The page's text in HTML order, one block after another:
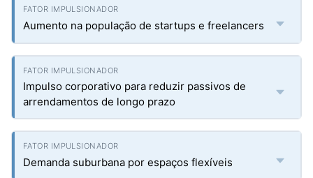
Aumento na população de startups e freelancers
Impulso corporativo para reduzir passivos de
arrendamentos de longo prazo
Demanda suburbana por espaços flexíveis